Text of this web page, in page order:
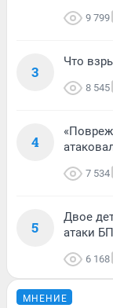
9 799
3
Что
8 545
4
7 534
5
Двое
атаки
6 168
МНЕНИЕ